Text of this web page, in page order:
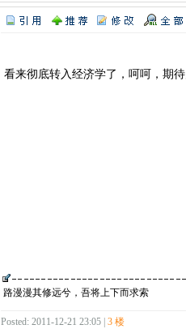
看来彻底转入经济学了，呵呵，期
路漫漫其修远兮，吾将上下而求索
Posted: 2011-12-21 23:05 | 3 楼